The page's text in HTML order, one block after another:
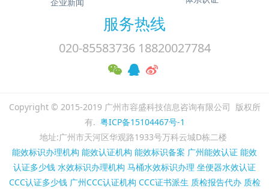
企业新闻
服务热线
020-85583736 18820027784
Copyright © 2015-2019 广州市容盛科技信息咨询有限公司 版权所
有. 粤ICP备15104467号-1
地址:广州市天河区华观路1933号万科云城D栋二楼
能效标识办理机构 能效认证机构 能效标识备案 广州能效认证 能效
认证多少钱 水效标识办理机构 马桶水效标识办理 坐便器水效认证
CCC认证多少钱 广州CCC认证机构 CCC证书派生 质检报告代办 质检